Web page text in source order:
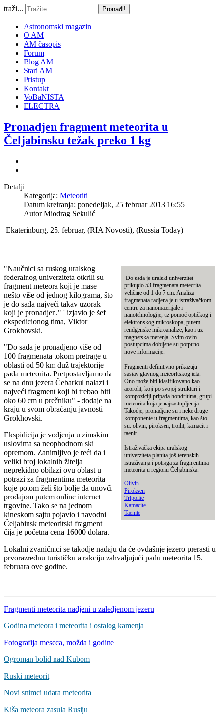
traži... Pronađi!
Astronomski magazin
O AM
AM časopis
Forum
Blog AM
Stari AM
Pristup
Kontakt
VoBaNISTA
ELECTRA
Pronadjen fragment meteorita u
Čeljabinsku težak preko 1 kg
Detalji
Kategorija: Meteoriti
Datum kreiranja: ponedeljak, 25 februar 2013 16:55
AutorMiodrag Sekulić
Ekaterinburg, 25. februar, (RIA Novosti), (Russia Today)
Do sada je uralski univerzitet
prikupio 53 fragmenata meteorita
veličine od 1 do 7 cm. Analiza
fragmenata radjena je u istraživačkom
centru za nanomaterijale i
nanotehnologije, uz pomoć optičkog i
elektronskog mikroskopa, putem
rendgenske mikroanalize, kao i uz
magnetska merenja. Svim ovim
postupcima dobijene su potpuno
nove informacije.
Fragmenti definitivno prikazuju
sastav glavnog meteoritskog tela.
Ono može biti klasifikovano kao
aeorolit, koji po svojoj strukturi i
kompoziciji pripada hondritima, grupi
meteorita koja je najzastupljenija.
Takodje, pronadjene su i neke druge
komponente u fragmentima, kao što
su: olivin, piroksen, troilit, kamacit i
taenit.
Istraživačka ekipa uralskog
univerziteta planira još terenskih
istraživanja i potraga za fragmentima
meteorita u regionu Čeljabinska.
Olivin
Piroksen
Tripolite
Kamacite
Taenite
"Naučnici sa ruskog uralskog
federalnog univerziteta otkrili su
fragment meteora koji je mase
nešto više od jednog kilograma, što
je do sada najveći takav uzorak
koji je pronadjen." ' izjavio je šef
ekspedicionog tima, Viktor
Grokhovski.
"Do sada je pronadjeno više od
100 fragmenata tokom pretrage u
oblasti od 50 km duž trajektorije
pada meteorita. Pretpostavljamo da
se na dnu jezera Čebarkul nalazi i
najveći fragment koji bi trebao biti
oko 60 cm u prečniku" - dodaje na
kraju u svom obraćanju javnosti
Grokhovski.
Ekspidicija je vodjenja u zimskim
uslovima sa neophodnom ski
opremom. Zanimljivo je reći da i
veliki broj lokalnih žitelja
neprekidno obilazi ovu oblast u
potrazi za fragmentima meteorita
koje potom želi što bolje da unovči
prodajom putem online internet
trgovine. Tako se na jednom
kineskom sajtu pojavio i navodni
Čeljabinsk meteoritski fragment
čija je početna cena 16000 dolara.
Lokalni zvaničnici se takodje nadaju da će ovdašnje jezero prerasti u
prvorazrednu turističku atrakciju zahvaljujući padu meteorita 15.
februara ove godine.
Fragmenti meteorita nadjeni u zaledjenom jezeru
Godina meteora i meteorita i ostalog kamenja
Fotografija meseca, možda i godine
Ogroman bolid nad Kubom
Ruski meteorit
Novi snimci udara meteorita
Kiša meteora zasula Rusiju